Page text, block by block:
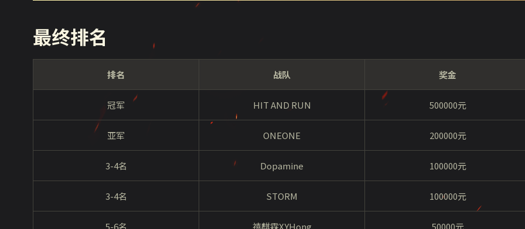
最终排名
排名 战队 奖金
冠军 HIT AND RUN 500000元
亚军 ONEONE 200000元
3-4名 Dopamine 100000元
3-4名 STORM 100000元